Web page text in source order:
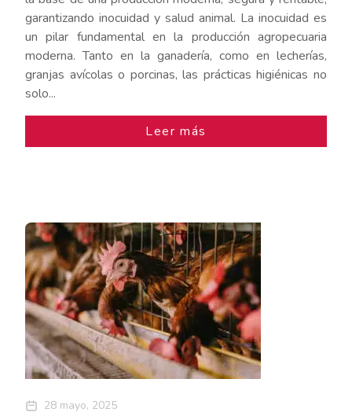
garantizando inocuidad y salud animal. La inocuidad es
un pilar fundamental en la producción agropecuaria
moderna. Tanto en la ganadería, como en lecherías,
granjas avícolas o porcinas, las prácticas higiénicas no
solo...
Leer más
28 mayo, 2025